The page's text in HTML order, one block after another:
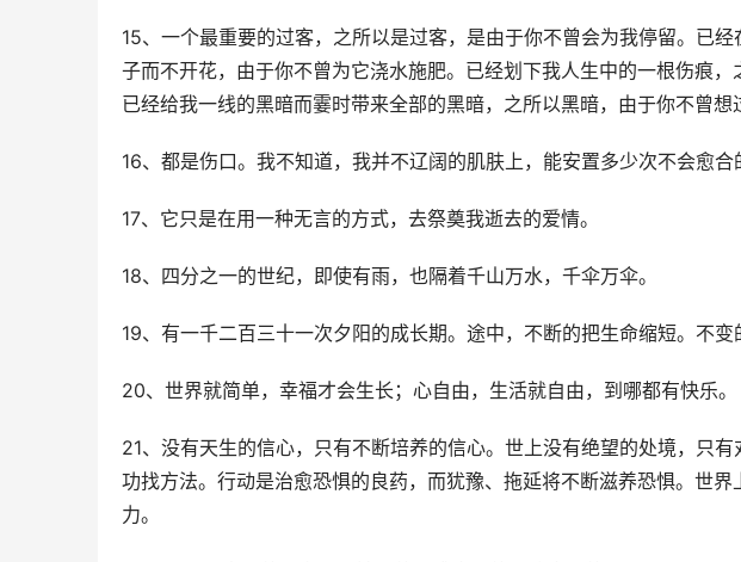
15、一个最重要的过客，之所以是过客，是由于你不曾会为我停留。已
子而不开花，由于你不曾为它浇水施肥。已经划下我人生中的一根伤痕，
已经给我一线的黑暗而霎时带来全部的黑暗，之所以黑暗，由于你不曾想
16、都是伤口。我不知道，我并不辽阔的肌肤上，能安置多少次不会愈合
17、它只是在用一种无言的方式，去祭奠我逝去的爱情。
18、四分之一的世纪，即使有雨，也隔着千山万水，千伞万伞。
19、有一千二百三十一次夕阳的成长期。途中，不断的把生命缩短。不变
20、世界就简单，幸福才会生长；心自由，生活就自由，到哪都有快乐。
21、没有天生的信心，只有不断培养的信心。世上没有绝望的处境，只
功找方法。行动是治愈恐惧的良药，而犹豫、拖延将不断滋养恐惧。世
力。